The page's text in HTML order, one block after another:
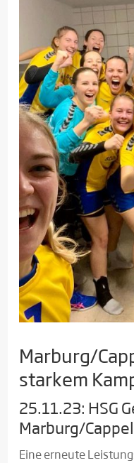
Marburg/
starkem
25.11.23: HSG
Marburg/
Eine erneute